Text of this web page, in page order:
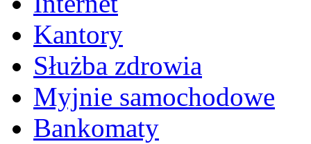
Kantory
Służba zdrowia
Myjnie samochodowe
Bankomaty